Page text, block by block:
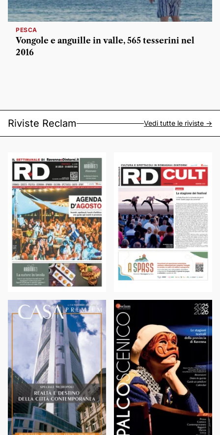
PESCA
Vongole e anguille in valle, 565 tesserini nel
2016
Riviste Reclam Vedi tutte le riviste ->